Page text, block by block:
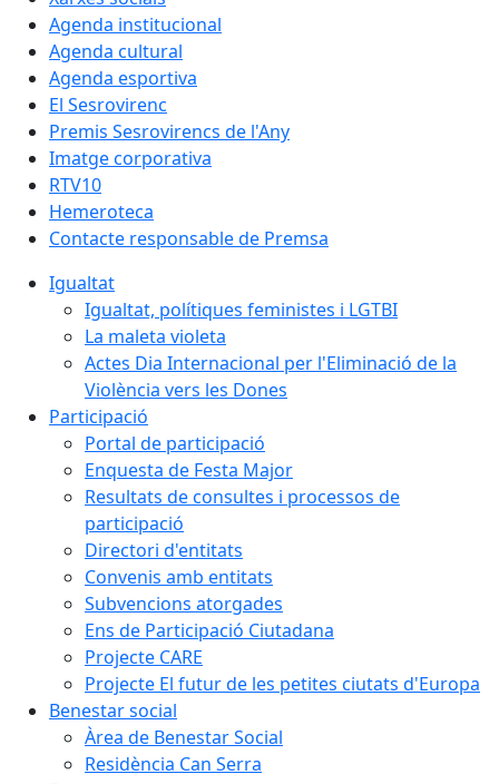
Agenda institucional
Agenda cultural
Agenda esportiva
El Sesrovirenc
Premis Sesrovirencs de l'Any
Imatge corporativa
RTV10
Hemeroteca
Contacte responsable de Premsa
Igualtat
Igualtat, polítiques feministes i LGTBI
La maleta violeta
Actes Dia Internacional per l'Eliminació de la
Violència vers les Dones
Participació
Portal de participació
Enquesta de Festa Major
Resultats de consultes i processos de
participació
Directori d'entitats
Convenis amb entitats
Subvencions atorgades
Ens de Participació Ciutadana
Projecte CARE
Projecte El futur de les petites ciutats d'Europa
Benestar social
Àrea de Benestar Social
Residència Can Serra